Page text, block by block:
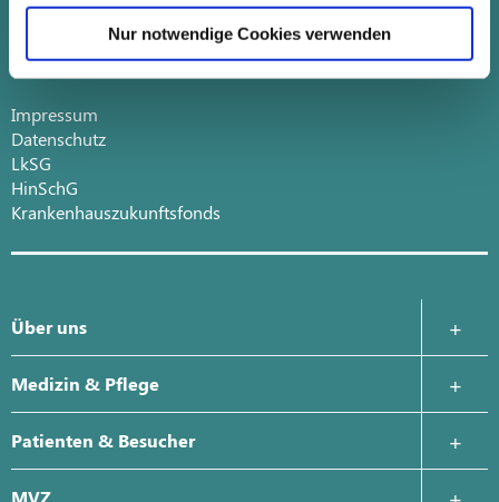
Nur notwendige Cookies verwenden
Klosterstraße 2
50126 Bergheim
Telefon 02271 87-0
Impressum
Datenschutz
LkSG
HinSchG
Krankenhauszukunftsfonds
Über uns
Krankenhausleitung
Leitbild
Geschichte
Medizin & Pflege
Anästhesie und Intensivmedizin
Chirurgie
Patienten & Besucher
Zentrales Patientenmanagement
MVZ